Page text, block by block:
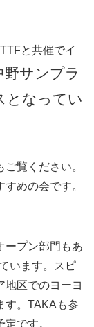
と共催でイ
野サンプラ
となってい
ご覧ください。
めの会です。
ープン部門もあ
います。スピ
地区でのヨーヨ
す。TAKAも参
です。